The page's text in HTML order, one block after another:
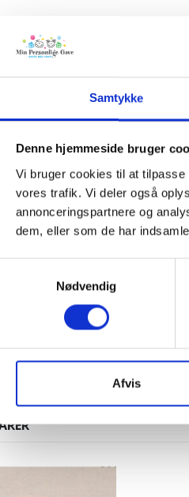
Samtykke
Denne hjemmeside bruger
Vi bruger cookies til at
vores trafik. Vi deler også
annonceringspartnere og
dem, eller som de har
Nødvendig
Afvis
navn i en høj kvalitet.
barnets navn i træperler. Navnet
til dåb eller som barselsgave til
gave:
100 certificeret bambus,
(lavet med hensyn til
med giftfri maling.
er en 2 mm polyestersnor,
er cirka 20 cm. Selve
ved 30 grader.
især til spædbørn, inden brug.
som pakke med enten